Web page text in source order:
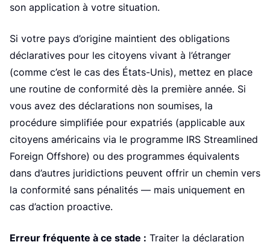
son application à votre situation.
Si votre pays d’origine maintient des obligations
déclaratives pour les citoyens vivant à l’étranger
(comme c’est le cas des États-Unis), mettez en place
une routine de conformité dès la première année. Si
vous avez des déclarations non soumises, la
procédure simplifiée pour expatriés (applicable aux
citoyens américains via le programme IRS Streamlined
Foreign Offshore) ou des programmes équivalents
dans d’autres juridictions peuvent offrir un chemin vers
la conformité sans pénalités — mais uniquement en
cas d’action proactive.
Erreur fréquente à ce stade : Traiter la déclaration